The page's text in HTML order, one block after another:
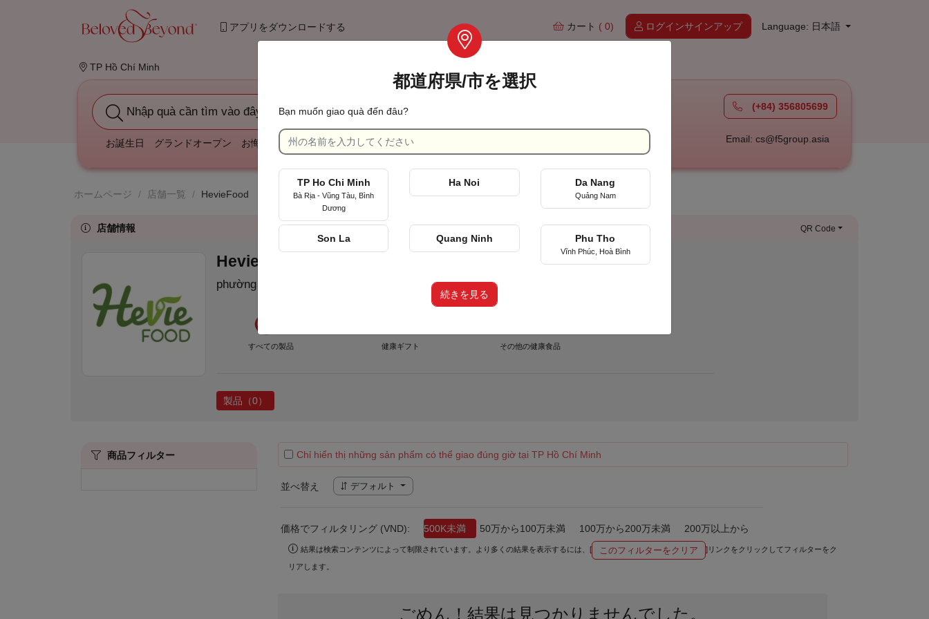
アプリをダウンロードする
TP Hồ Chí Minh
カート ( 0) ログインサインアップ Language: 日本語
Nhập quà cần tìm vào đây
お誕生日 グランドオープン お悔やみ 結婚記念日 初めて会った日を祝って
(+84) 356805699
Email: cs@f5group.asia
ホームページ / 店舗一覧 / HevieFood
店舗情報 QR Code
HevieFood
phường Hòa Hưng, TP Hồ Chí Minh
すべての製品 健康ギフト その他の健康食品
製品（0）
商品フィルター Chỉ hiển thị những sản phẩm có thể giao đúng giờ tại TP Hồ Chí Minh
並べ替え デフォルト
価格でフィルタリング (VND): 500K未満 50万から100万未満 100万から200万未満 200万以上から
結果は検索コンテンツによって制限されています。より多くの結果を表示するには、[ このフィルターをクリア ]リンクをクリックしてフィルターをク
リアします。
ごめん！結果は見つかりませんでした。
都道府県/市を選択
Bạn muốn giao quà đến đâu?
TP Ho Chi Minh
Bà Rịa - Vũng Tàu, Bình
Dương
Ha Noi Da Nang
Quảng Nam
Son La Quang Ninh Phu Tho
Vĩnh Phúc, Hoà Bình
続きを見る